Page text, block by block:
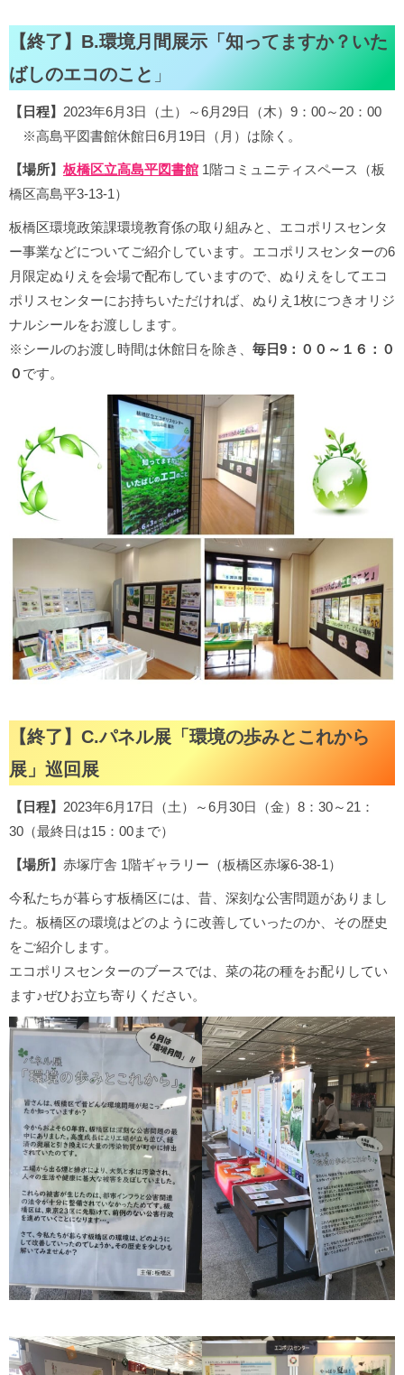
【終了】B.環境月間展示「知ってますか？いた
ばしのエコのこと 」
【日程】 2023年6月3日（土）～6月29日（木）9：00～20：00
※高島平図書館休館日6月19日（月）は除く。
【場所】 板橋区立高島平図書館 1階コミュニティスペース（板
橋区高島平3-13-1）
板橋区環境政策課環境教育係の取り組みと、エコポリスセンタ
ー事業などについてご紹介しています。エコポリスセンターの6
月限定ぬりえを会場で配布していますので、ぬりえをしてエコ
ポリスセンターにお持ちいただければ、ぬりえ1枚につきオリジ
ナルシールをお渡しします。
※シールのお渡し時間は休館日を除き、 毎日9：００～１６：０
０ です。
【終了】C.パネル展「環境の歩みとこれから
展」巡回展
【日程】 2023年6月17日（土）～6月30日（金）8：30～21：
30（最終日は15：00まで）
【場所】 赤塚庁舎 1階ギャラリー（板橋区赤塚6-38-1）
今私たちが暮らす板橋区には、昔、深刻な公害問題がありまし
た。板橋区の環境はどのように改善していったのか、その歴史
をご紹介します。
エコポリスセンターのブースでは、菜の花の種をお配りしてい
ます♪ぜひお立ち寄りください。